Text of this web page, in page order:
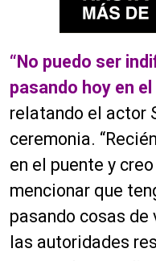
“No puedo ser
pasando hoy en el
relatando el actor
ceremonia.
en el puente y
mencionar que
pasando cosas
las autoridades